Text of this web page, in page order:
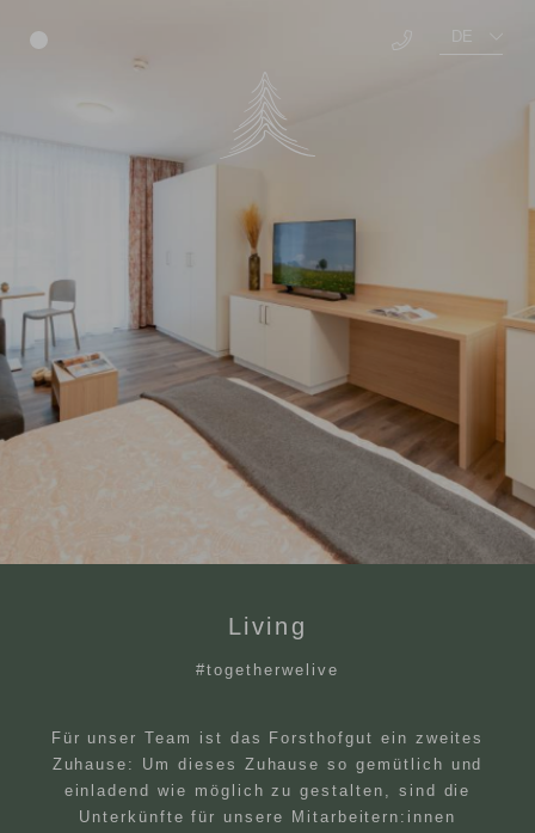
DE
Benefits
Offene Stellen
Ausbildung
Auszeichnungen
TEAM Campus
Well-being
Education
Food
Living
#togetherwelive
Für unser Team ist das Forsthofgut ein zweites
Zuhause: Um dieses Zuhause so gemütlich und
einladend wie möglich zu gestalten, sind die
Unterkünfte für unsere Mitarbeitern:innen